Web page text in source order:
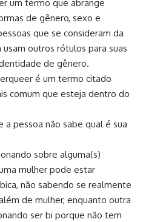
um termo que abrange
de gênero, sexo e
que se consideram da
outros rótulos para suas
de gênero.
é um termo citado
comum que esteja dentro do
a pessoa não sabe qual é sua
sobre alguma(s)
mulher pode estar
não sabendo se realmente
de mulher, enquanto outra
ser bi porque não tem